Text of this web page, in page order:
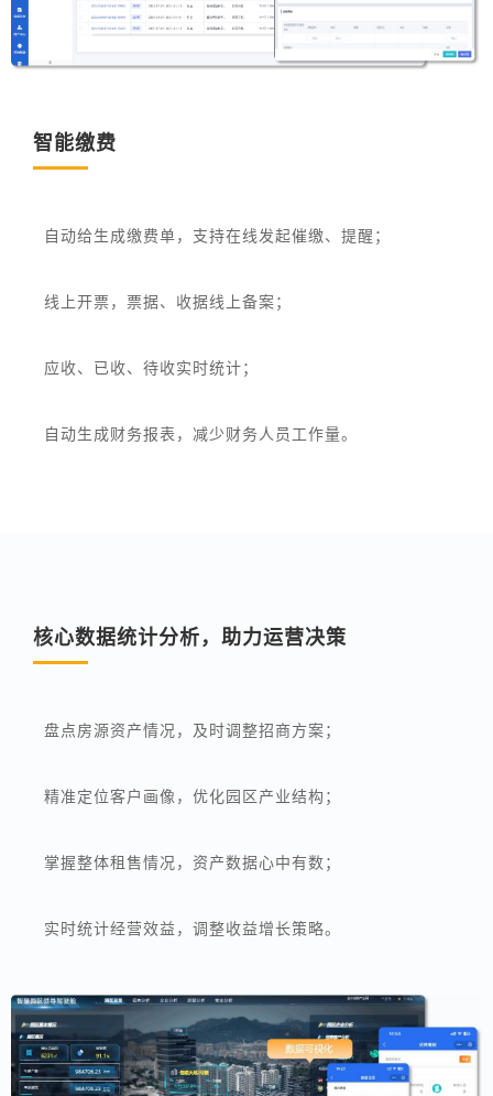
智能缴费
自动给生成缴费单，支持在线发起催缴、提醒；
线上开票，票据、收据线上备案；
应收、已收、待收实时统计；
自动生成财务报表，减少财务人员工作量。
核心数据统计分析，助力运营决策
盘点房源资产情况，及时调整招商方案；
精准定位客户画像，优化园区产业结构；
掌握整体租售情况，资产数据心中有数；
实时统计经营效益，调整收益增长策略。